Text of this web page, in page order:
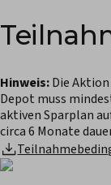
Hinweis:Die Aktion
Depot muss
aktiven Sparplan
circa 6 Monate